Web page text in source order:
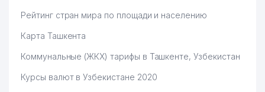
Рейтинг стран мира по площади и населению
Карта Ташкента
Коммунальные (ЖКХ) тарифы в Ташкенте, Узбекистан
Курсы валют в Узбекистане 2020